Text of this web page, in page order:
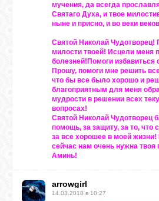
мучения, да всегда
Святаго Духа, и твое
ныне и присно, и во веки
Святой Николай Чудотворец!
милости твоей! Исцели меня
болезней!Помоги избавиться
Прошу, помоги мне решить
что бы все было хорошо и
благоприятным для меня
мудрости в решении всех
вопросах!
Святой Николай Чудотворец
помощь, за защиту, за то,
за все хорошее в моей
сейчас нам очень нужна
Аминь!
arrowgirl
14.03.2018 в 10:27